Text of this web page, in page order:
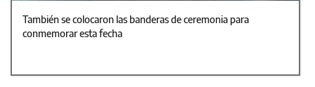
También se colocaron las banderas de ceremonia para
conmemorar esta fecha